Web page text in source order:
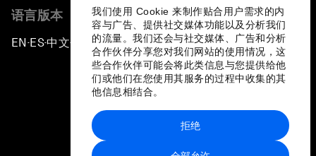
我们使用 Cookie 来制作贴合用户需求的内
容与广告、提供社交媒体功能以及分析我们
的流量。我们还会与社交媒体、广告和分析
合作伙伴分享您对我们网站的使用情况，这
些合作伙伴可能会将此类信息与您提供给他
们或他们在您使用其服务的过程中收集的其
他信息相结合。
拒绝
语言版本
EN ▪ ES▪中文▪ 日本語